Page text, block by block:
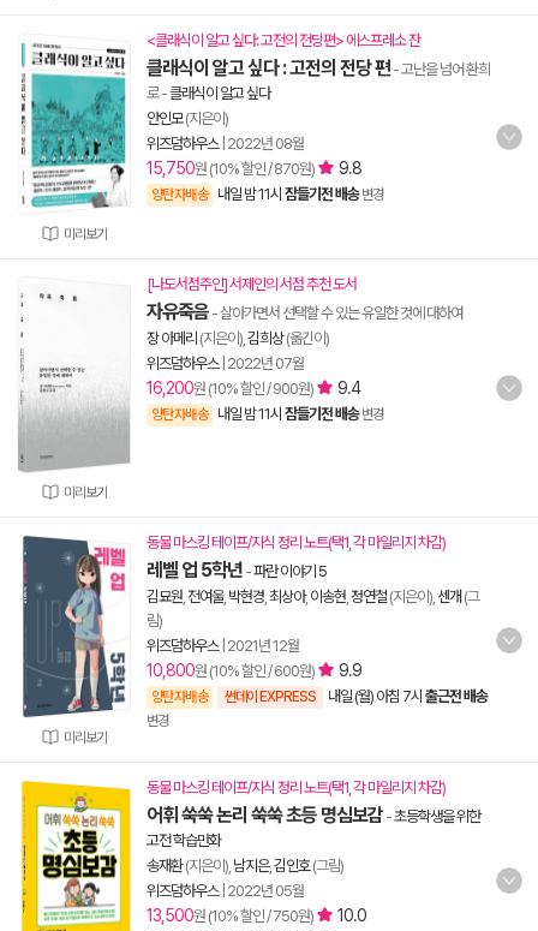
미리보기
<클래식이 알고 싶다: 고전의 전당편> 에스프레소 잔
클래식이 알고 싶다 : 고전의 전당 편 - 고난을 넘어 환희
로-클래식이 알고 싶다
안인모(지은이)
위즈덤하우스| 2022년 08월
15,750원 (10% 할인 / 870원) 9.8
양탄자배송 내일 밤 11시 잠들기전 배송 변경
미리보기
[나도서점주인] 서제인의 서점 추천 도서
자유죽음 - 살아가면서 선택할 수 있는 유일한 것에 대하여
장 아메리 (지은이), 김희상(옮긴이)
위즈덤하우스| 2022년 07월
16,200원 (10% 할인 / 900원) 9.4
양탄자배송 내일 밤 11시 잠들기전 배송 변경
미리보기
동물 마스킹 테이프/지식 정리 노트(택1, 각 마일리지 차감)
레벨 업 5학년 -파란 이야기 5
김묘원 전여울, 박현경 최상아, 이송현 정연철 (지은이), 센개 (그
림)
위즈덤하우스| 2021년 12월
10,800원 (10% 할인 / 600원) 9.9
양탄자배송 썬데이 EXPRESS 내일 (월) 아침 7시 출근전 배송
변경
동물 마스킹 테이프/지식 정리 노트(택1, 각 마일리지 차감)
어휘 쑥쑥 논리 쑥쑥 초등 명심보감 -초등학생을 위한
고전 학습만화
송재환(지은이), 남지은, 김인호(그림)
위즈덤하우스| 2022년 05월
13,500원 (10% 할인 / 750원) 10.0